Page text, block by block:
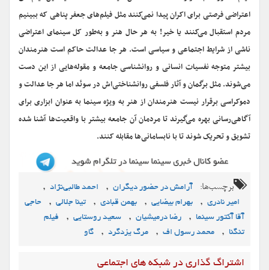
اعتراضی فرصتی برای اکران پیدا نمی‌کنند مثل فیلم‌های جعفر پناهی که ببینیم
مردم استقبال می‌کنند یا خیر! به هر حال هنر و به‌طور کل سینمای اعتراضی
ناشی از شرایط اجتماعی و سیاسی است. هر جا عدالت حاکم است هنرمندان
بیشتر متوجه نفسیات انسانی و روانشناسی جامعه و مقوله‌هایی از این دست
می‌شوند. مثل برگمان و آثار فلسفی روانشناختی‌اش در سوئد اما هر جا عدالت و
دموکراسی برقرار نیست هنرمندان از هنر به ویژه سینما به عنوان ابزاری برای
آگاهی‌رسانی بهره می‌گیرند تا مردمان آن جامعه بیشتر با واقعیت‌ها آشنا شده
تشویق و تحریک شوند تا با نابسامانی‌ها مقابله کنند.
برچسب‌ها: آرامش در حضور دیگران , احمد طالبي‌نژاد ,
امیر نادری , بهرام بیضایی , بهمن قبادی , تینا جلالی ,
حاجی
آقا آکتور سینما , رضا درمیشیان , سعید روستایی ,
فیلم
تنگنا , محمد رسول اف , مرگ یزدگرد , گاو
اشتراگ گذاری در شبکه های اجتماعی